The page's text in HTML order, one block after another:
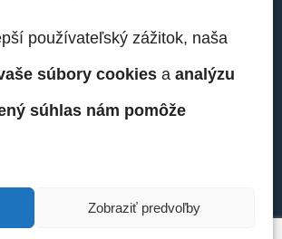
používateľský zážitok, naša
súbory cookies a analýzu
súhlas nám pomôže
Zobraziť predvoľby